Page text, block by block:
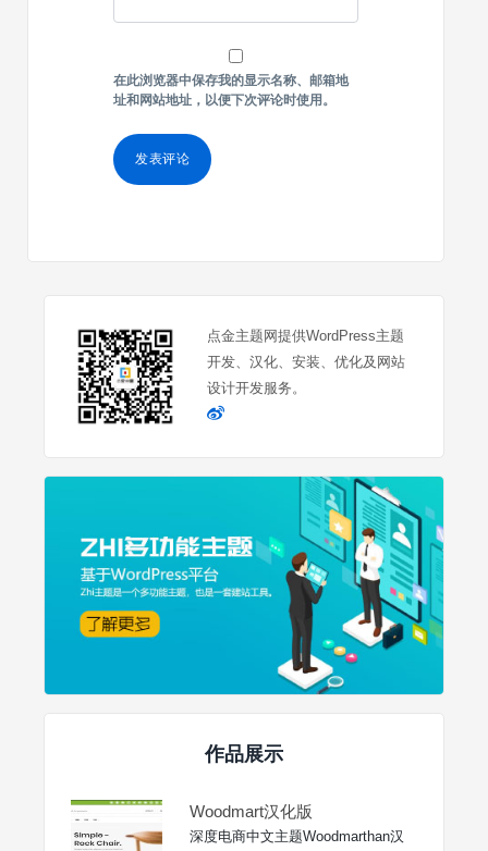
在此浏览器中保存我的显示名称、邮箱地
址和网站地址，以便下次评论时使用。
点金主题网提供WordPress主题
开发、汉化、安装、优化及网站
设计开发服务。
作品展示
Woodmart汉化版
深度电商中文主题Woodmarthan汉